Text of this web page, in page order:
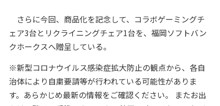
さらに今回、商品化を記念して、コラボゲーミングチ
ェア3台とリクライニングチェア1台を、福岡ソフトバン
クホークスへ贈呈している。
※新型コロナウイルス感染症拡大防止の観点から、各自
治体により自粛要請等が行われている可能性がありま
す。あらかじめ最新の情報をご確認ください。 またお出